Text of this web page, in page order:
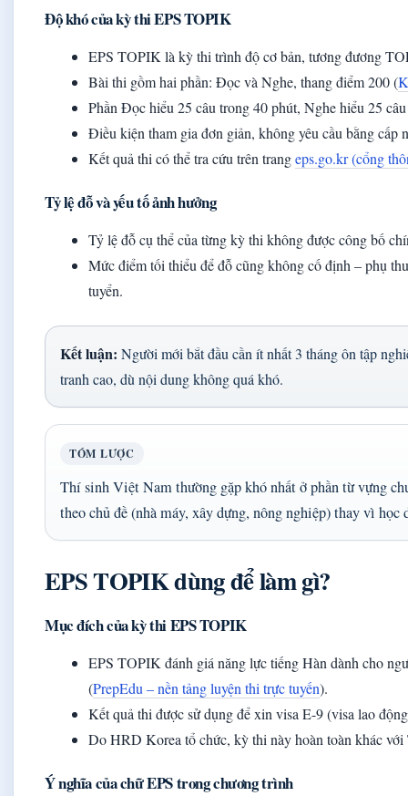
Độ khó của kỳ thi EPS TOPIK
EPS TOPIK là kỳ thi trình độ cơ bản, tương đương
Bài thi gồm hai phần: Đọc và Nghe, thang điểm 200 (
Phần Đọc hiểu 25 câu trong 40 phút, Nghe hiểu 25
Điều kiện tham gia đơn giản, không yêu cầu bằng cấp
Kết quả thi có thể tra cứu trên trangeps.go.kr (cổng
Tỷ lệ đỗ và yếu tố ảnh hưởng
Tỷ lệ đỗ cụ thể của từng kỳ thi không được công bố
Mức điểm tối thiểu để đỗ cũng không cố định – phụ
tuyển.
Kết luận: Người mới bắt đầu cần ít nhất 3 tháng ôn tập
tranh cao, dù nội dung không quá khó.
TÓM LƯỢC
Thí sinh Việt Nam thường gặp khó nhất ở phần từ vựng
theo chủ đề (nhà máy, xây dựng, nông nghiệp) thay vì học
EPS TOPIK dùng để làm gì?
Mục đích của kỳ thi EPS TOPIK
EPS TOPIK đánh giá năng lực tiếng Hàn dành cho
(PrepEdu – nền tảng luyện thi trực tuyến).
Kết quả thi được sử dụng để xin visa E-9 (visa lao
Do HRD Korea tổ chức, kỳ thi này hoàn toàn khác
Ý nghĩa của chữ EPS trong chương trình